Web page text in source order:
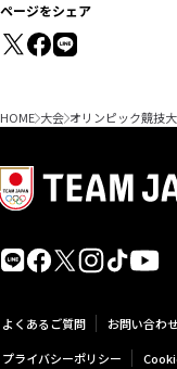
ページをシェア
HOME 大会 オリンピック競技
よくあるご質問 お問い合わせ
プライバシーポリシー